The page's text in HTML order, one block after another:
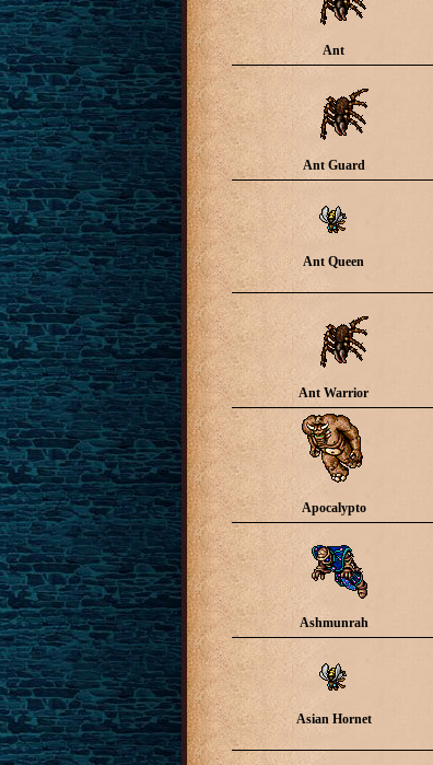
Ant
Ant Guard
Ant Queen
Ant Warrior
Apocalypto
Ashmunrah
Asian Hornet